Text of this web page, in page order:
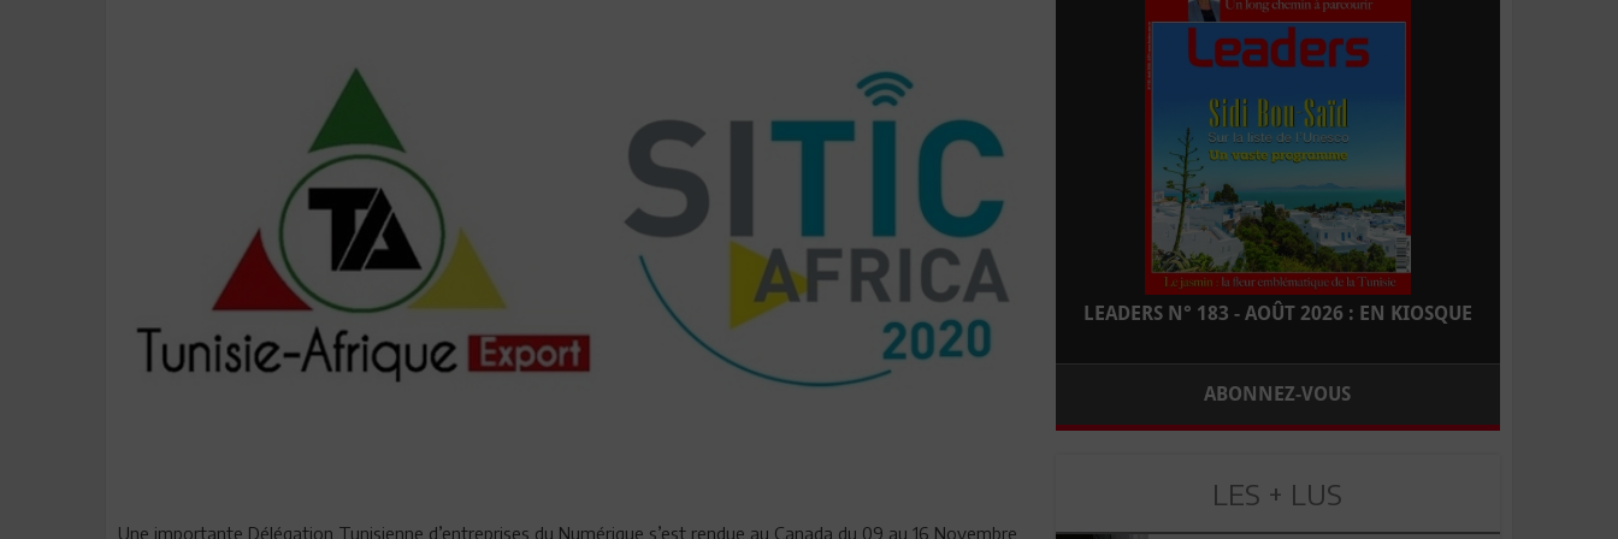
Une importante Délégation Tunisienne d’entreprises du Numérique s’est rendue au Canada du 09 au 16 Novembre
LEADERS N° 183 - AOÛT 2026 : EN KIOSQUE
ABONNEZ-VOUS
LES + LUS